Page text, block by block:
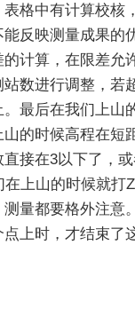
格中有计算校核
反映测量成果的
计算，在限差允
数进行调整，若
最后在我们上山
的时候高程在短
接在3以下了，
在上山的时候就打
量都要格外注意
上时，才结束了